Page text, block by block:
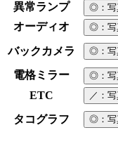
異常ランプ ◎ ：
オーディオ ◎ ：
バックカメラ ◎ ：
電格ミラー ◎ ：
ETC ／ ：
タコグラフ ◎ ：